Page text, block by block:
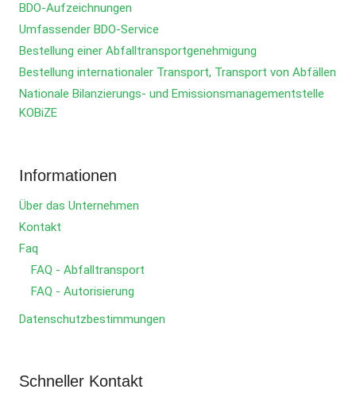
BDO-Aufzeichnungen
Umfassender BDO-Service
Bestellung einer Abfalltransportgenehmigung
Bestellung internationaler Transport, Transport von Abfällen
Nationale Bilanzierungs- und Emissionsmanagementstelle
KOBiZE
Informationen
Über das Unternehmen
Kontakt
Faq
FAQ - Abfalltransport
FAQ - Autorisierung
Datenschutzbestimmungen
Schneller Kontakt